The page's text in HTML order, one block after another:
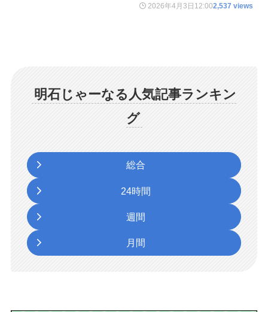
2026年4月3日 12:002,537 views
明石じゃーなる人気記事ランキン
グ
総合
24時間
週間
月間